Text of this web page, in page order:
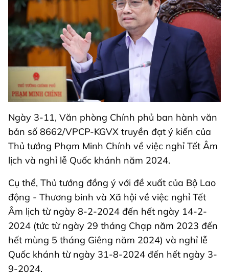
Ngày 3-11, Văn phòng Chính phủ ban hành văn
bản số 8662/VPCP-KGVX truyền đạt ý kiến của
Thủ tướng Phạm Minh Chính về việc nghỉ Tết Âm
lịch và nghỉ lễ Quốc khánh năm 2024.
Cụ thể, Thủ tướng đồng ý với đề xuất của Bộ Lao
động - Thương binh và Xã hội về việc nghỉ Tết
Âm lịch từ ngày 8-2-2024 đến hết ngày 14-2-
2024 (tức từ ngày 29 tháng Chạp năm 2023 đến
hết mùng 5 tháng Giêng năm 2024) và nghỉ lễ
Quốc khánh từ ngày 31-8-2024 đến hết ngày 3-
9-2024.